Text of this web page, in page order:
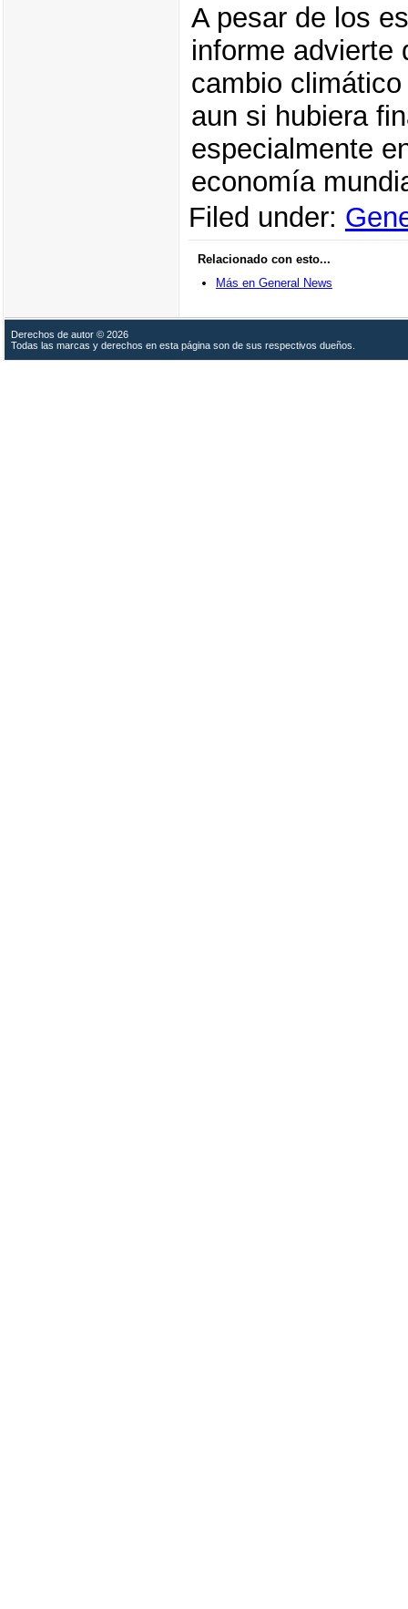
A pesar de los
informe advierte
cambio
aun si hubiera
especialmente
economía
Filed under:
Relacionado con esto...
Más en General News
Derechos de autor © 2026
Todas las marcas y derechos en esta página son de sus respectivos dueños.